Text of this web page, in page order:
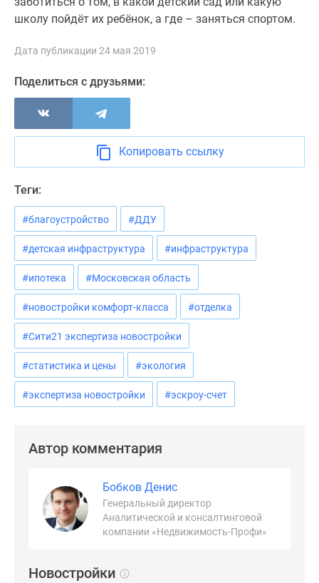
школу пойдёт их ребёнок, а где – заняться спортом.
Дата публикации 24 мая 2019
Поделиться с друзьями:
Копировать ссылку
Теги:
#благоустройство #ДДУ
#детская инфраструктура #инфраструктура
#ипотека #Московская область
#новостройки комфорт-класса #отделка
#Сити21 экспертиза новостройки
#статистика и цены #экология
#экспертиза новостройки #эскроу-счет
Автор комментария
Бобков Денис
Генеральный директор
Аналитической и консалтинговой
компании «Недвижимость-Профи»
Новостройки